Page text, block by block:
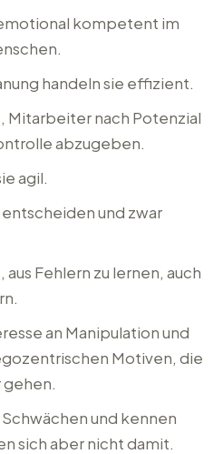
kompetent im
handeln sie effizient.
Mitarbeiter nach Potenzial
abzugeben.
agil.
und zwar
aus Fehlern zu lernen, auch
an Manipulation und
Motiven, die
gehen.
und kennen
sich aber nicht damit.